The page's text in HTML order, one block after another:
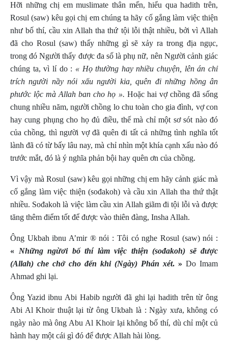
Hỡi những chị em muslimate thân mến, hiểu qua hadith trên,
Rosul (saw) kêu gọi chị em chúng ta hãy cố gắng làm việc thiện
như bố thí, cầu xin Allah tha thứ tội lỗi thật nhiều, bởi vì Allah
đã cho Rosul (saw) thấy những gì sẽ xảy ra trong địa ngục,
trong đó Người thấy được đa số là phụ nữ, nên Người cảnh giác
chúng ta, vì lí do : « Họ thường hay nhiều chuyện, lên án chỉ
trích người nầy nói xấu người kia, quên đi những hồng ân
phước lộc mà Allah ban cho họ ». Hoặc hai vợ chồng đã sống
chung nhiều năm, người chồng lo chu toàn cho gia đình, vợ con
hay cung phụng cho họ đủ điều, thế mà chỉ một sơ sót nào đó
của chồng, thì người vợ đã quên đi tất cả những tình nghĩa tốt
lành đã có từ bấy lâu nay, mà chỉ nhìn một khía cạnh xấu nào đó
trước mắt, đó là ý nghĩa phản bội hay quên ơn của chồng.
Vì vậy mà Rosul (saw) kêu gọi những chị em hãy cảnh giác mà
cố gắng làm việc thiện (sođakoh) và cầu xin Allah tha thứ thật
nhiều. Sođakoh là việc làm cầu xin Allah giãm đi tội lỗi và được
tăng thêm điểm tốt để được vào thiên đàng, Insha Allah.
Ông Ukbah ibnu A’mir ® nói : Tôi có nghe Rosul (saw) nói :
« Những ngừơi bố thí làm việc thiện (sođakoh) sẽ được
(Allah) che chở cho đến khi (Ngày) Phán xét. » Do Imam
Ahmad ghi lại.
Ông Yazid ibnu Abi Habib người đã ghi lại hadith trên từ ông
Abi Al Khoirthuật lại từ ông Ukbah là : Ngày xưa, không có
ngày nào màông Abu Al Khoirlại không bố thí, dù chỉ một củ
hành hay một cái gì đó để được Allah hài lòng.